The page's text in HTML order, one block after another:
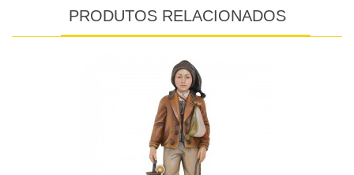
PRODUTOS RELACIONADOS